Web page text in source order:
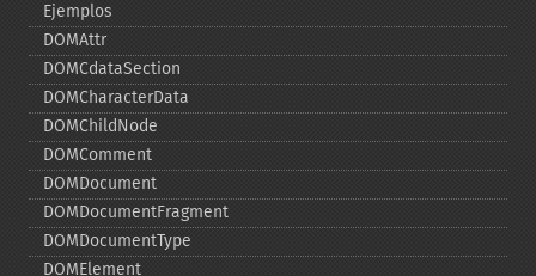
Ejemplos
DOMAttr
DOMCdataSection
DOMCharacterData
DOMChildNode
DOMComment
DOMDocument
DOMDocumentFragment
DOMDocumentType
DOMElement